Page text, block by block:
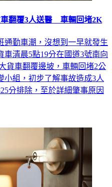
車翻覆3人送醫 車輛回堵2K
通勤車潮，沒想到一早就發生
車清晨5點19分在國道3號南向
貨車翻覆邊坡，車輛回堵2公
小組，初步了解事故造成3人
分排除，至於詳細肇事原因